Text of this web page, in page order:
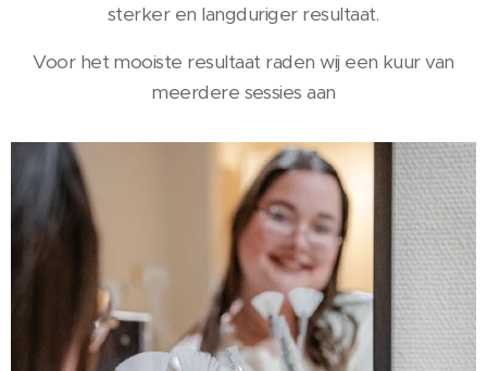
sterker en langduriger resultaat.
Voor het mooiste resultaat raden wij een kuur van
meerdere sessies aan